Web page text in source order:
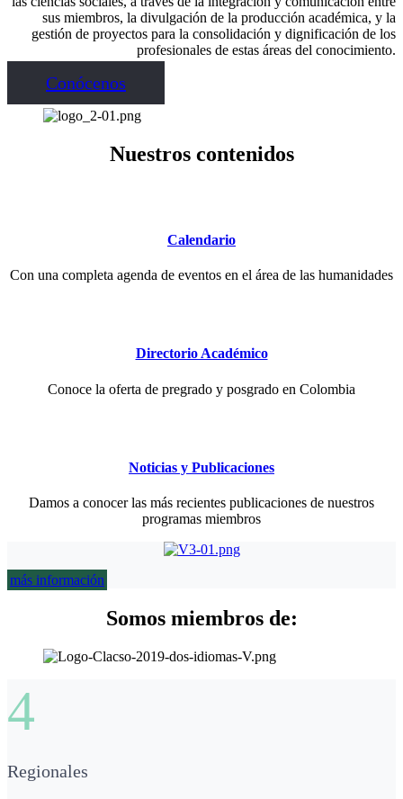
sus miembros, la divulgación de la producción académica, y la
gestión de proyectos para la consolidación y dignificación de los
profesionales de estas áreas del conocimiento.
Conócenos
Nuestros contenidos
Calendario
Con una completa agenda de eventos en el área de las humanidades
Directorio Académico
Conoce la oferta de pregrado y posgrado en Colombia
Noticias y Publicaciones
Damos a conocer las más recientes publicaciones de nuestros
programas miembros
más información
Somos miembros de:
4
Regionales